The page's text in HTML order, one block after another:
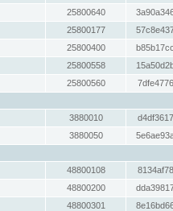
25800640
25800177
25800400
25800558
25800560
3880010
3880050
48800108
48800200
48800301